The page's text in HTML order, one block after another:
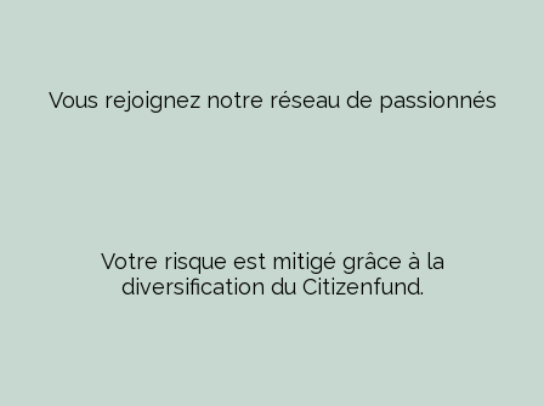
Vous rejoignez notre réseau de passionnés
Votre risque est mitigé grâce à la
diversification du Citizenfund.